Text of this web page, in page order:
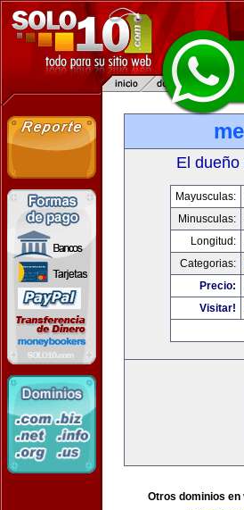
El
Mayusculas:
Minusculas:
Longitud:
Categorias:
Precio:
Visitar!
Otros dominios en